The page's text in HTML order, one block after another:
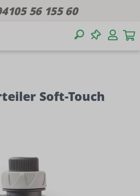
56 155 60
Soft-Touch